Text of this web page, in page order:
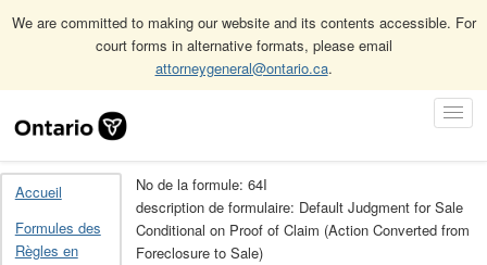
We are committed to making our website and its contents accessible. For
court forms in alternative formats, please email
attorneygeneral@ontario.ca.
Navigation
Accueil
Formules des Règles de procédure civile
Archives des formules des Règles de procédure civile (obsolète)
64I
Accueil
Formules des
Règles en
No de la formule: 64I
description de formulaire: Default Judgment for Sale
Conditional on Proof of Claim (Action Converted from
Foreclosure to Sale)